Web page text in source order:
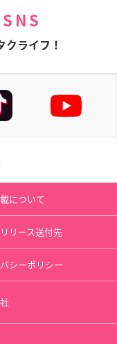
クライフ！
について
リース送付先
シーポリシー